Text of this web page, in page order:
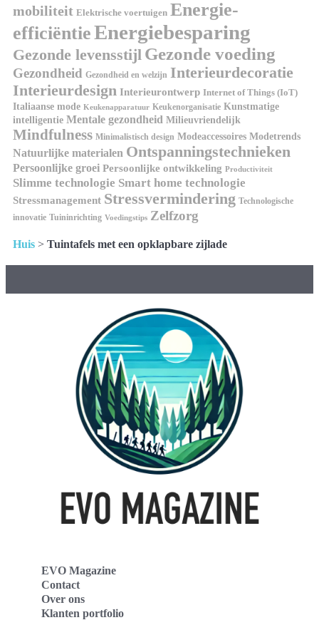
mobiliteit Elektrische voertuigen Energie-
efficiëntieEnergiebesparing
Gezonde levensstijl Gezonde voeding
Gezondheid Gezondheid en welzijn Interieurdecoratie
Interieurdesign Interieurontwerp Internet of Things (IoT)
Italiaanse mode Keukenapparatuur Keukenorganisatie Kunstmatige
intelligentie Mentale gezondheid Milieuvriendelijk
Mindfulness Minimalistisch design Modeaccessoires Modetrends
Natuurlijke materialen Ontspanningstechnieken
Persoonlijke groei Persoonlijke ontwikkeling Productiviteit
Slimme technologie Smart home technologie
Stressmanagement Stressvermindering Technologische
innovatie Tuininrichting Voedingstips Zelfzorg
Huis > Tuintafels met een opklapbare zijlade
EVO Magazine
Contact
Over ons
Klanten portfolio